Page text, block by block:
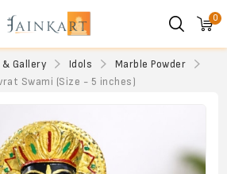
0
Gallery Idols
Marble Powder
Swami (Size - 5 inches)